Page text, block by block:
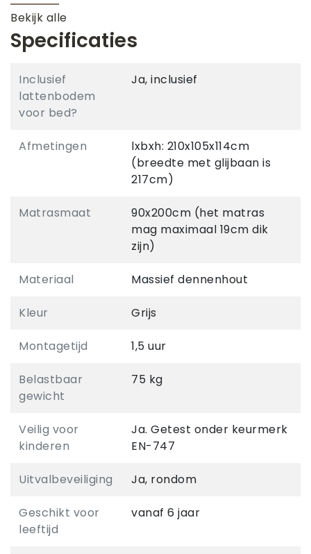
Bekijk alle
Specificaties
Inclusief
lattenbodem
voor bed?
Ja, inclusief
Afmetingen
lxbxh: 210x105x114cm
(breedte met glijbaan is
217cm)
Matrasmaat
90x200cm (het matras
mag maximaal 19cm dik
zijn)
Materiaal Massief dennenhout
Kleur Grijs
Montagetijd 1,5 uur
Belastbaar
gewicht
75 kg
Veilig voor
kinderen
Ja. Getest onder keurmerk
EN-747
Uitvalbeveiliging Ja, rondom
Geschikt voor
leeftijd
vanaf 6 jaar